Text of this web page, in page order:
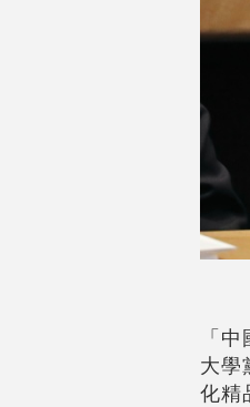
「
大學
化精